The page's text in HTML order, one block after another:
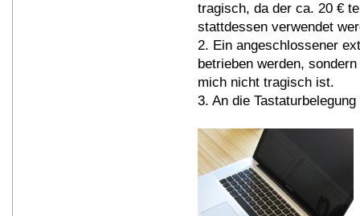
tragisch, da der ca. 20 €
stattdessen verwendet
2. Ein angeschlossener
betrieben werden,
mich nicht tragisch ist.
3. An die